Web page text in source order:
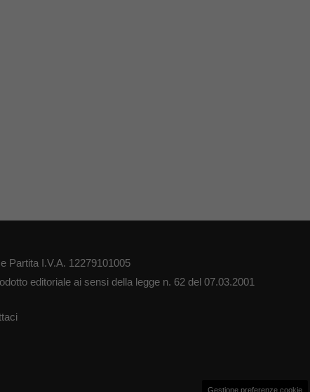
Partita I.V.A. 12279101005
editoriale ai sensi della legge n. 62 del 07.03.2001
Gestione preferenze cookie